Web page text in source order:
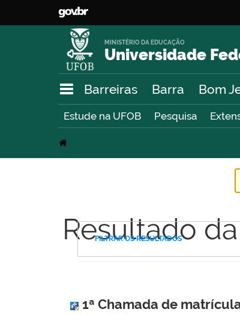
Universidade
MINISTÉRIO DA EDUCAÇÃO
Barreiras Barra Bom
Estude na UFOB Pesquisa
Resultado
FILTRAR OS RESULTADOS
1ª Chamada de